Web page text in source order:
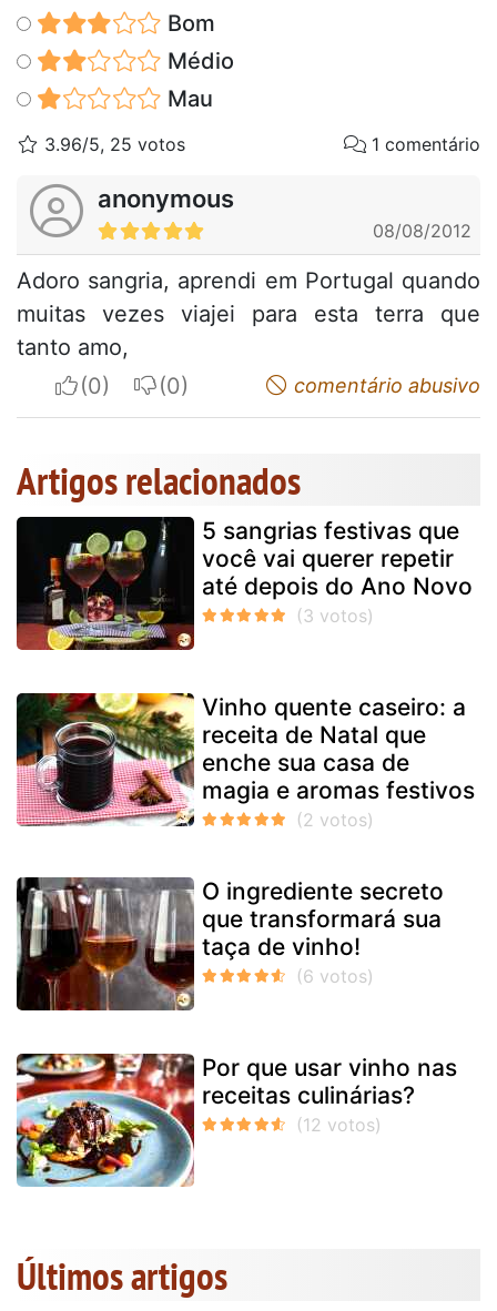
Bom
Médio
Mau
3.96/5, 25 votos 1 comentário
anonymous
08/08/2012
Adoro sangria, aprendi em Portugal quando
muitas vezes viajei para esta terra que
tanto amo,
I apreciateI do not appreciatecomentário abusivo
Artigos relacionados
5 sangrias festivas que
você vai querer repetir
até depois do Ano Novo
Vinho quente caseiro: a
receita de Natal que
enche sua casa de
magia e aromas festivos
O ingrediente secreto
que transformará sua
taça de vinho!
Por que usar vinho nas
receitas culinárias?
Últimos artigos